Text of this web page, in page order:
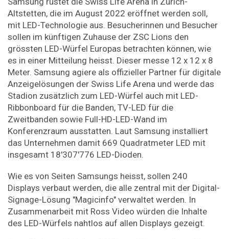
Altstetten, die im August 2022 eröffnet werden soll,
mit LED-Technologie aus. Besucherinnen und Besucher
sollen im künftigen Zuhause der ZSC Lions den
grössten LED-Würfel Europas betrachten können, wie
es in einer Mitteilung heisst. Dieser messe 12 x 12 x 8
Meter. Samsung agiere als offizieller Partner für digitale
Anzeigelösungen der Swiss Life Arena und werde das
Stadion zusätzlich zum LED-Würfel auch mit LED-
Ribbonboard für die Banden, TV-LED für die
Zweitbanden sowie Full-HD-LED-Wand im
Konferenzraum ausstatten. Laut Samsung installiert
das Unternehmen damit 669 Quadratmeter LED mit
insgesamt 18'307'776 LED-Dioden.
Wie es von Seiten Samsungs heisst, sollen 240
Displays verbaut werden, die alle zentral mit der Digital-
Signage-Lösung "Magicinfo" verwaltet werden. In
Zusammenarbeit mit Ross Video würden die Inhalte
des LED-Würfels nahtlos auf allen Displays gezeigt.